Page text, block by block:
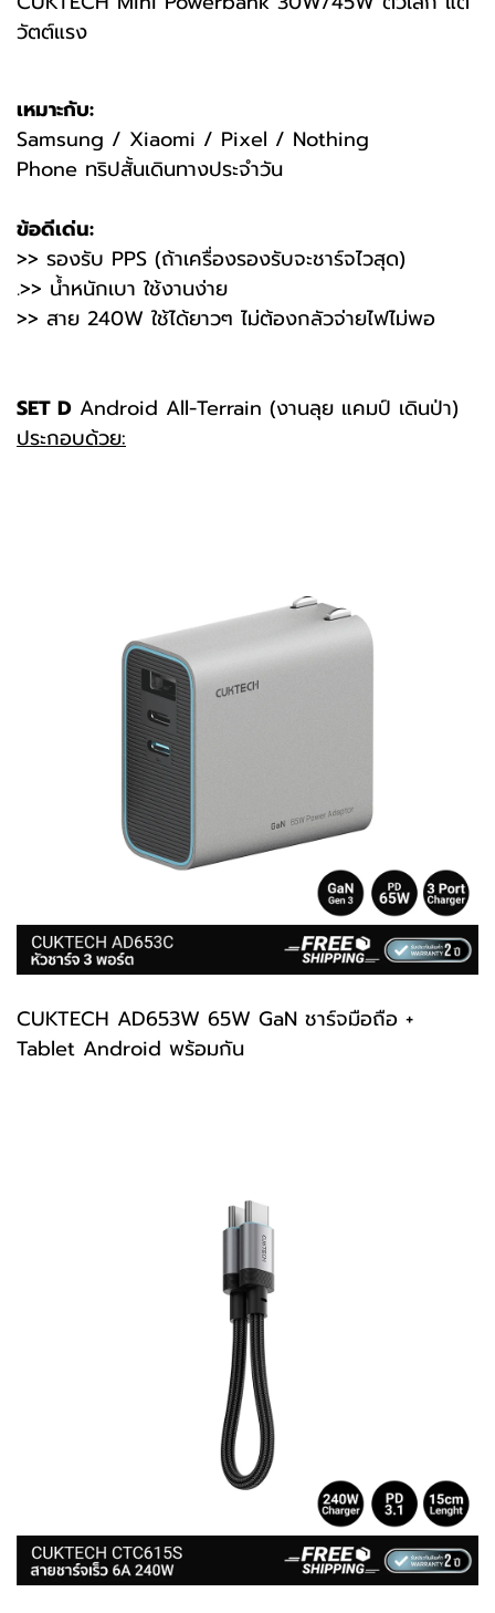
วัตต์แรง
เหมาะกับ:
Samsung / Xiaomi / Pixel / Nothing
Phone ทริปสั้นเดินทางประจำวัน
ข้อดีเด่น:
>> รองรับ PPS (ถ้าเครื่องรองรับจะชาร์จไวสุด)
.>> น้ำหนักเบา ใช้งานง่าย
>> สาย 240W ใช้ได้ยาวๆ ไม่ต้องกลัวจ่ายไฟไม่พอ
SET D Android All-Terrain (งานลุย แคมป์ เดินป่า)
ประกอบด้วย:
CUKTECH AD653W 65W GaN ชาร์จมือถือ +
Tablet Android พร้อมกัน